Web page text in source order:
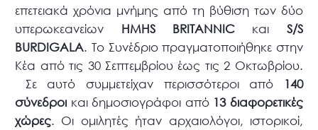
επετειακά χρόνια μνήμης από τη βύθιση των δύο
υπερωκεανείων HMHS BRITANNIC και S/S
BURDIGALA. Το Συνέδριο πραγματοποιήθηκε στην
Κέα από τις 30 Σεπτεμβρίου έως τις 2 Οκτωβρίου.
Σε αυτό συμμετείχαν περισσότεροι από 140
σύνεδροι και δημοσιογράφοι από 13 διαφορετικές
χώρες. Οι ομιλητές ήταν αρχαιολόγοι, ιστορικοί,